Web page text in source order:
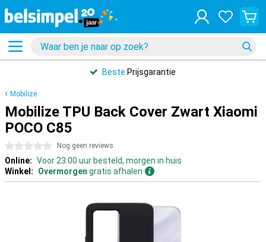
Beste Prijsgarantie
Mobilize
Mobilize TPU Back Cover Zwart Xiaomi
POCO C85
0 sterren Nog geen reviews
Online: Voor 23:00 uur besteld, morgen in huis
Winkel:
Overmorgen gratis afhalen